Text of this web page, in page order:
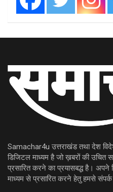
Samachar4u उत्तराखंड तथा देश
डिजिटल माध्यम है जो ख़बरों की उचित
प्रसारित करने का प्रयासबद्ध है। अपने
माध्यम से प्रसारित करने हेतु हमसे